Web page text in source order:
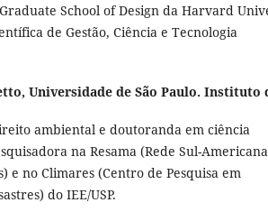
School of Design da Harvard
de Gestão, Ciência e Tecnologia
Universidade de São Paulo. Instituto
ambiental e doutoranda em ciência
na Resama (Rede Sul-
e no Climares (Centro de Pesquisa em
do IEE/USP.